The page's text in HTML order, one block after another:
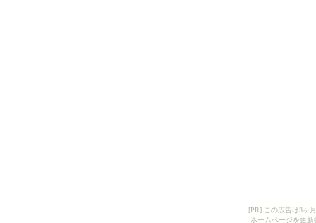
[PR] この広告は3ヶ
ホームページを更